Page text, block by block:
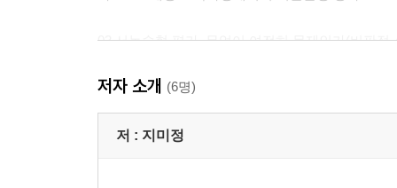
03 서논술형 평가, 무엇이 여전히 문제인가(비판적
나. 초등: 서논술형 평가, 왜 형식적 절차에 머물고
다. 중등: 학교 현장에서 실시하는 서논술형 평가
저자 소개 (6명)
저 : 지미정